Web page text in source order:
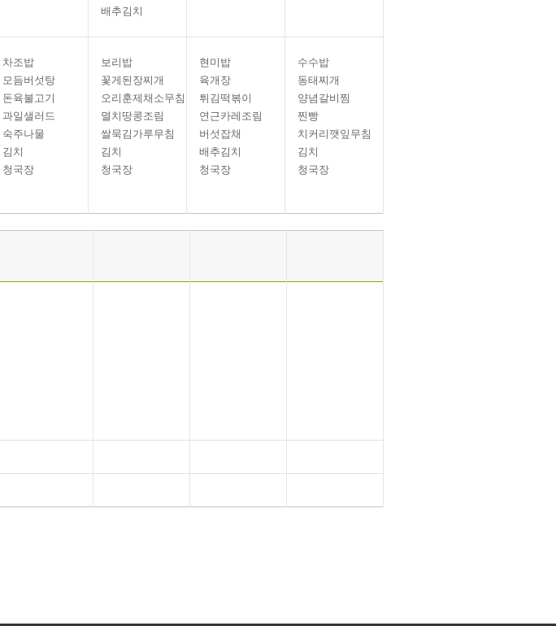
배추김치
차조밥
모듬버섯탕
돈육불고기
과일샐러드
숙주나물
김치
청국장
보리밥
꽃게된장찌개
오리훈제채소무침
멸치땅콩조림
쌀묵김가루무침
김치
청국장
현미밥
육개장
튀김떡볶이
연근카레조림
버섯잡채
배추김치
청국장
수수밥
동태찌개
양념갈비찜
찐빵
치커리깻잎무침
김치
청국장